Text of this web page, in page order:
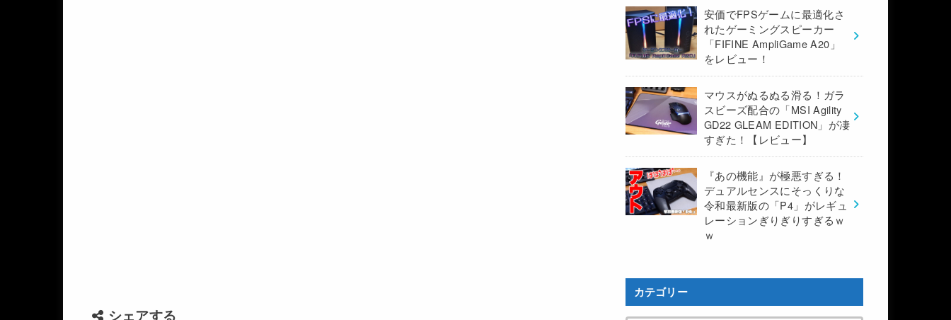
シェアする
安価でFPSゲームに最適化さ
れたゲーミングスピーカー
「FIFINE AmpliGame A20」
をレビュー！
マウスがぬるぬる滑る！ガラ
スビーズ配合の「MSI Agility
GD22 GLEAM EDITION」が凄
すぎた！【レビュー】
『あの機能』が極悪すぎる！
デュアルセンスにそっくりな
令和最新版の「P4」がレギュ
レーションぎりぎりすぎるｗ
ｗ
カテゴリー